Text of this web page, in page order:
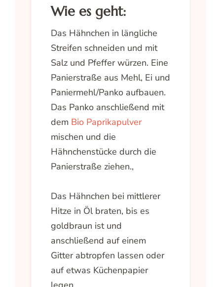
Wie es geht:
Das Hähnchen in längliche
Streifen schneiden und mit
Salz und Pfeffer würzen. Eine
Panierstraße aus Mehl, Ei und
Paniermehl/Panko aufbauen.
Das Panko anschließend mit
dem Bio Paprikapulver
mischen und die
Hähnchenstücke durch die
Panierstraße ziehen.,
Das Hähnchen bei mittlerer
Hitze in Öl braten, bis es
goldbraun ist und
anschließend auf einem
Gitter abtropfen lassen oder
auf etwas Küchenpapier